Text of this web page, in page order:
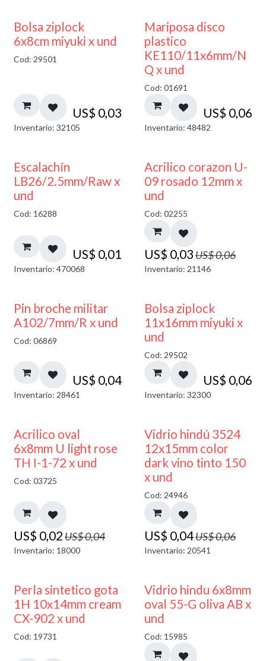
¡NUEVO!
Bolsa ziplock
6x8cm miyuki x und
Cod: 29501
US$ 0,03
Inventario: 32105
Mariposa disco
plastico
KE110/11x6mm/N
Q x und
Cod: 01691
US$ 0,06
Inventario: 48482
Escalachín
LB26/2.5mm/Raw x
und
Cod: 16288
US$ 0,01
Inventario: 470068
50% DESCUENTO
Acrilico corazon U-
09 rosado 12mm x
und
Cod: 02255
US$ 0,03US$0,06
Inventario: 21146
Pin broche militar
A102/7mm/R x und
Cod: 06869
US$ 0,04
Inventario: 28461
¡NUEVO!
Bolsa ziplock
11x16mm miyuki x
und
Cod: 29502
US$ 0,06
Inventario: 32300
50% DESCUENTO
Acrilico oval
6x8mm U light rose
TH I-1-72 x und
Cod: 03725
US$ 0,02US$0,04
Inventario: 18000
40% DESCUENTO
Vidrio hindú 3524
12x15mm color
dark vino tinto 150
x und
Cod: 24946
US$ 0,04US$0,06
Inventario: 20541
Perla sintetico gota
1H 10x14mm cream
CX-902 x und
Cod: 19731 50% DESCUENTO
Vidrio hindu 6x8mm
oval 55-G oliva AB x
und
Cod: 15985